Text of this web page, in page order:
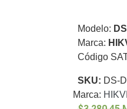
Blanca
Transceptores de Video
Cable Coaxial y Conectores
Modelo:
Marca:
Código
SKU: DS-
Marca: